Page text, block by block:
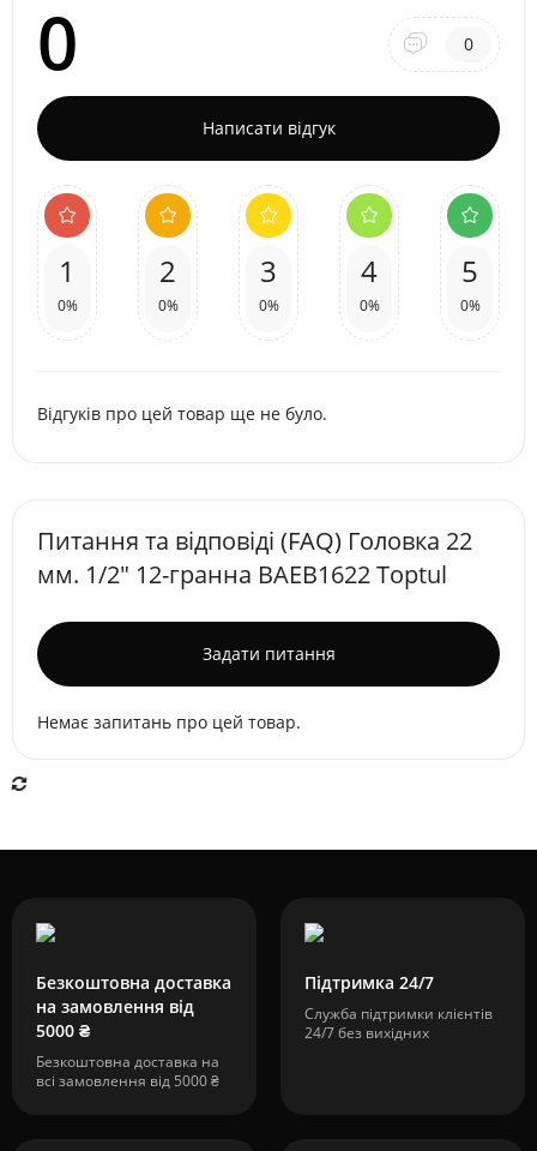
0 0
Написати відгук
1
0%
2
0%
3
0%
4
0%
5
0%
Відгуків про цей товар ще не було.
Питання та відповіді (FAQ) Головкa 22
мм. 1/2" 12-гранна BAEB1622 Toptul
Задати питання
Немає запитань про цей товар.
Безкоштовна доставка
на замовлення від
5000 ₴
Безкоштовна доставка на
всі замовлення від 5000 ₴
Підтримка 24/7
Служба підтримки клієнтів
24/7 без вихідних